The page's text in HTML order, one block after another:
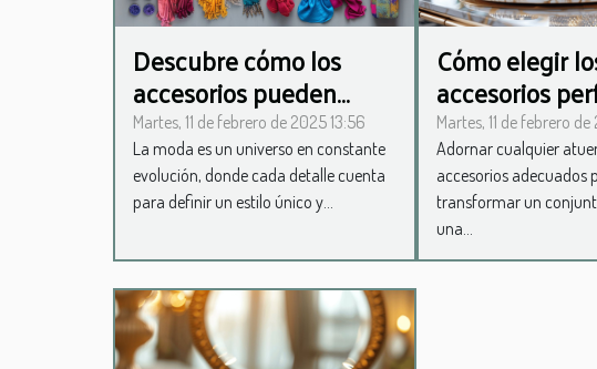
Descubre cómo los
accesorios pueden
cambiar tu outfit
Martes, 11 de febrero de 2025 13:56
La moda es un universo en constante
evolución, donde cada detalle cuenta
para definir un estilo único y...
Cómo elegir
accesorios
para cualquier
Martes, 11 de febrero
Adornar cualquier
accesorios adecuados
transformar un
una...